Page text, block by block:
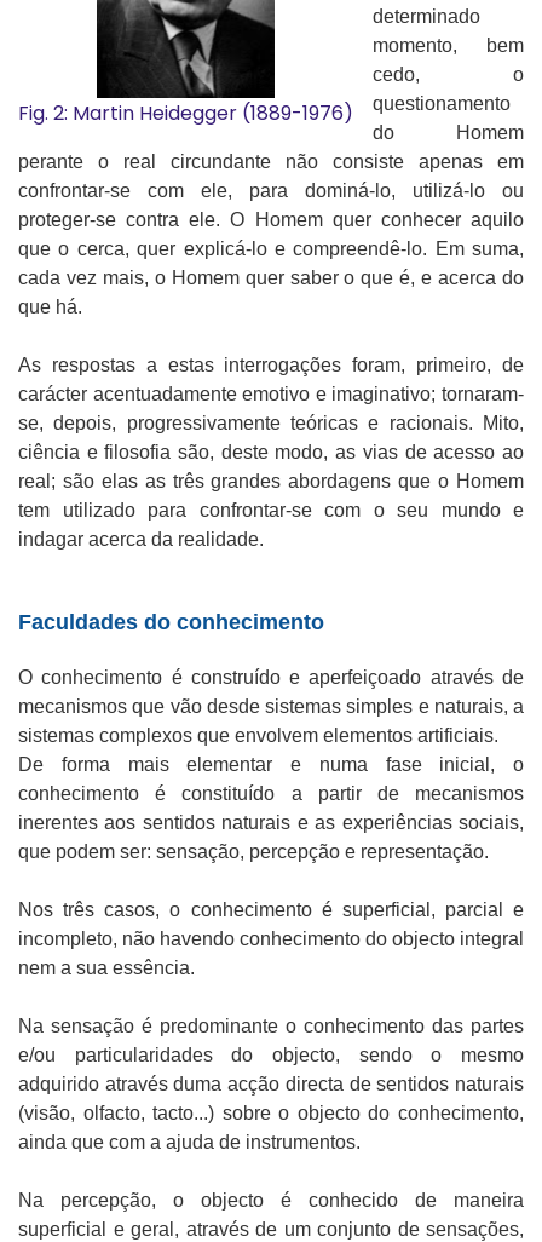
Fig. 2: Martin Heidegger (1889-1976)
determinado
momento, bem
cedo, o
questionamento
do Homem
perante o real circundante não consiste apenas em
confrontar-se com ele, para dominá-lo, utilizá-lo ou
proteger-se contra ele. O Homem quer conhecer aquilo
que o cerca, quer explicá-lo e compreendê-lo. Em suma,
cada vez mais, o Homem quer saber o que é, e acerca do
que há.
As respostas a estas interrogações foram, primeiro, de
carácter acentuadamente emotivo e imaginativo; tornaram-
se, depois, progressivamente teóricas e racionais. Mito,
ciência e filosofia são, deste modo, as vias de acesso ao
real; são elas as três grandes abordagens que o Homem
tem utilizado para confrontar-se com o seu mundo e
indagar acerca da realidade.
Faculdades do conhecimento
O conhecimento é construído e aperfeiçoado através de
mecanismos que vão desde sistemas simples e naturais, a
sistemas complexos que envolvem elementos artificiais.
De forma mais elementar e numa fase inicial, o
conhecimento é constituído a partir de mecanismos
inerentes aos sentidos naturais e as experiências sociais,
que podem ser: sensação, percepção e representação.
Nos três casos, o conhecimento é superficial, parcial e
incompleto, não havendo conhecimento do objecto integral
nem a sua essência.
Na sensação é predominante o conhecimento das partes
e/ou particularidades do objecto, sendo o mesmo
adquirido através duma acção directa de sentidos naturais
(visão, olfacto, tacto...) sobre o objecto do conhecimento,
ainda que com a ajuda de instrumentos.
Na percepção, o objecto é conhecido de maneira
superficial e geral, através de um conjunto de sensações,